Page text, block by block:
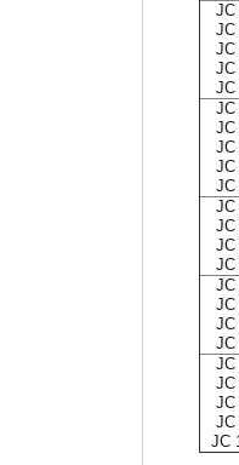
JC
JC
JC
JC
JC
JC
JC
JC
JC
JC
JC
JC
JC
JC
JC
JC
JC
JC
JC
JC
JC
JC
JC